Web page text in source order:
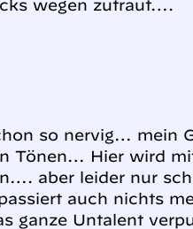
wegen zutraut….
so nervig… mein
Tönen… Hier wird
aber leider nur
auch nichts
ganze Untalent